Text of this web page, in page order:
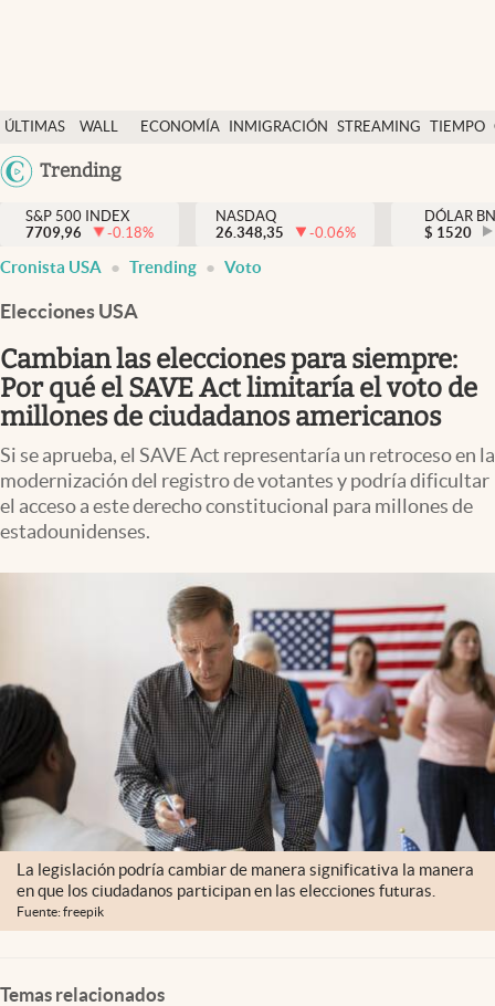
ÚLTIMAS
NOTICIAS
WALL
DÓLAR
ECONOMÍA INMIGRACIÓN STREAMING TIEMPO
México
Trending
Finanzas y economía
Wall Street y dólar
Inmigración
Espiritual
Streaming
PC y mobile
Lifestyle
S&P 500 INDEX
7709,96
-0.18%
NASDAQ
26.348,35
-0.06%
DÓLAR
$ 1520
Cronista USA Trending Voto
Elecciones USA
Cambian las elecciones para siempre:
Por qué el SAVE Act limitaría el voto de
millones de ciudadanos americanos
Si se aprueba, el SAVE Act representaría un retroceso en la
modernización del registro de votantes y podría dificultar
el acceso a este derecho constitucional para millones de
estadounidenses.
La legislación podría cambiar de manera significativa la manera
en que los ciudadanos participan en las elecciones futuras.
Fuente: freepik
Temas relacionados